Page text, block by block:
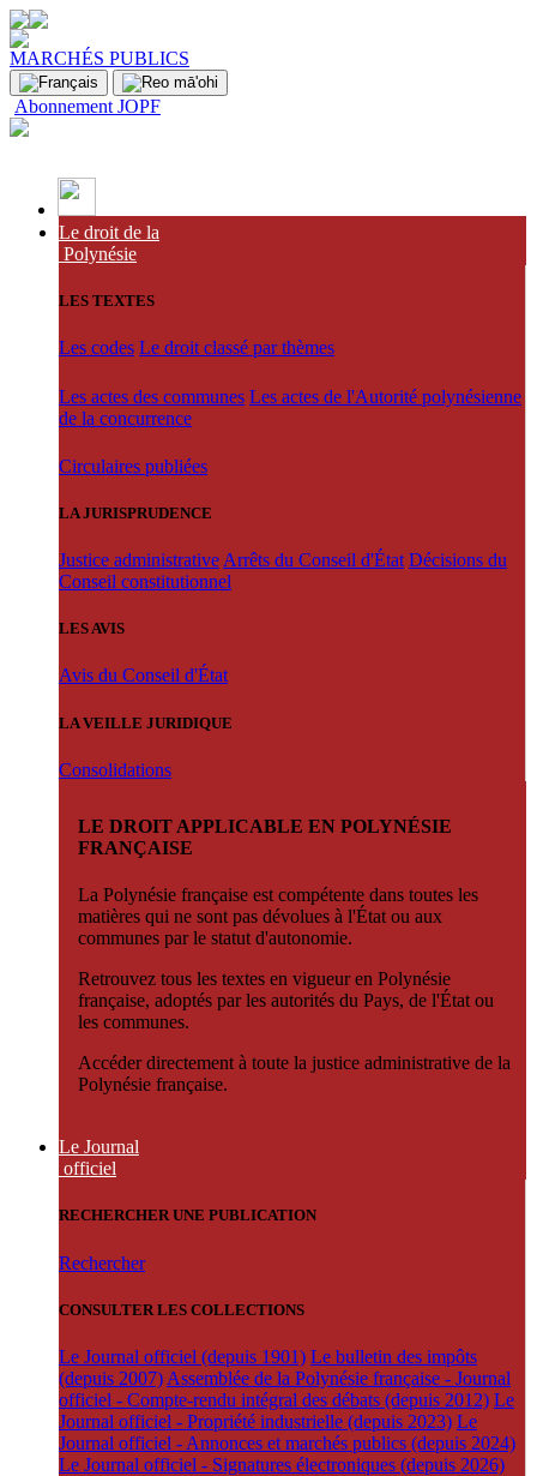
MARCHÉS PUBLICS
Abonnement JOPF
Le droit de la
Polynésie
LES TEXTES
Les codes Le droit classé par thèmes
Les actes des communes Les actes de l'Autorité polynésienne
de la concurrence
Circulaires publiées
LA JURISPRUDENCE
Justice administrative Arrêts du Conseil d'État Décisions du
Conseil constitutionnel
LES AVIS
Avis du Conseil d'État
LA VEILLE JURIDIQUE
Consolidations
LE DROIT APPLICABLE EN POLYNÉSIE
FRANÇAISE
La Polynésie française est compétente dans toutes les
matières qui ne sont pas dévolues à l'État ou aux
communes par le statut d'autonomie.
Retrouvez tous les textes en vigueur en Polynésie
française, adoptés par les autorités du Pays, de l'État ou
les communes.
Accéder directement à toute la justice administrative de la
Polynésie française.
Le Journal
officiel
RECHERCHER UNE PUBLICATION
Rechercher
CONSULTER LES COLLECTIONS
Le Journal officiel (depuis 1901) Le bulletin des impôts
(depuis 2007) Assemblée de la Polynésie française - Journal
officiel - Compte-rendu intégral des débats (depuis 2012) Le
Journal officiel - Propriété industrielle (depuis 2023) Le
Journal officiel - Annonces et marchés publics (depuis 2024)
Le Journal officiel - Signatures électroniques (depuis 2026)